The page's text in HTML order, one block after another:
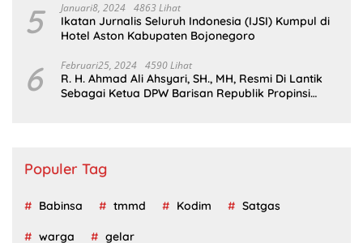
5 Januari8, 2024 4863 Lihat
Ikatan Jurnalis Seluruh Indonesia (IJSI) Kumpul di
Hotel Aston Kabupaten Bojonegoro
6 Februari25, 2024 4590 Lihat
R. H. Ahmad Ali Ahsyari, SH., MH, Resmi Di Lantik
Sebagai Ketua DPW Barisan Republik Propinsi
Populer Tag
Babinsa tmmd Kodim Satgas
warga gelar